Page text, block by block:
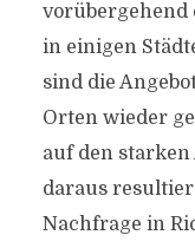
vorübergehend
in einigen
sind die
Orten wieder
auf den
daraus
Nachfrage in